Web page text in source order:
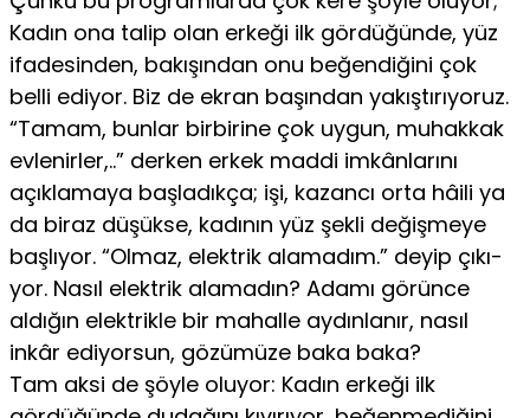
Kadın ona talip olan erkeği ilk gördüğünde, yüz
ifadesinden, bakışından onu beğendiğini çok
belli ediyor. Biz de ekran başından yakış­tırıyoruz.
“Tamam, bunlar birbirine çok uygun, muhakkak
evlenir­ler,..” derken erkek maddi imkânlarını
açıklamaya başladıkça; işi, kazancı orta hâili ya
da biraz düşükse, kadının yüz şekli değişmeye
başlıyor. “Olmaz, elektrik alamadım.” deyip çıkı­
yor. Nasıl elektrik alamadın? Adamı görünce
aldığın elekt­rikle bir mahalle aydınlanır, nasıl
inkâr ediyorsun, gözümüze baka baka?
Tam aksi de şöyle oluyor: Kadın erkeği ilk